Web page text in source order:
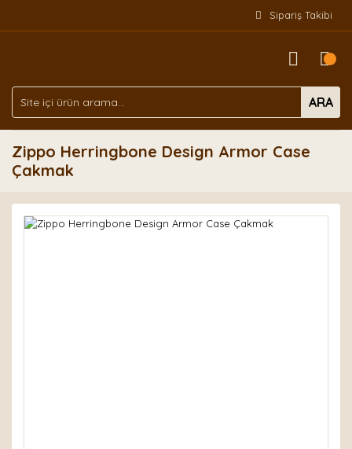
Sipariş Takibi
ARA
Zippo Herringbone Design Armor Case
Çakmak